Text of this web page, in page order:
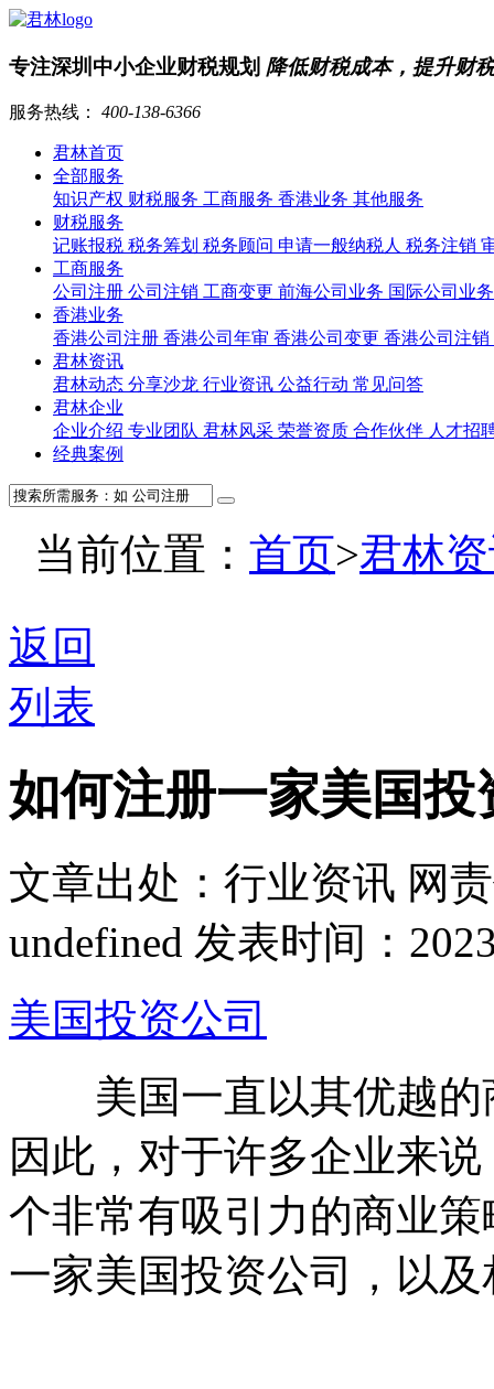
专注深圳中小企业财税规划 降低财税成本，提升财
服务热线： 400-138-6366
君林首页
全部服务
知识产权 财税服务 工商服务 香港业务 其他服务
财税服务
记账报税 税务筹划 税务顾问 申请一般纳税人 税务注销
工商服务
公司注册 公司注销 工商变更 前海公司业务 国际公司业
香港业务
香港公司注册 香港公司年审 香港公司变更 香港公司注销
君林资讯
君林动态 分享沙龙 行业资讯 公益行动 常见问答
君林企业
企业介绍 专业团队 君林风采 荣誉资质 合作伙伴 人才招
经典案例
当前位置： 首页>君林
返回
列表
如何注册一家美国
文章出处：行业资讯 网
undefined 发表时间：
美国投资公司
美国一直以其优越的
因此，对于许多企业来
个非常有吸引力的商业
一家美国投资公司，以